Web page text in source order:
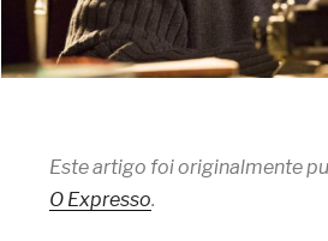
Este artigo foi originalmente
O Expresso.